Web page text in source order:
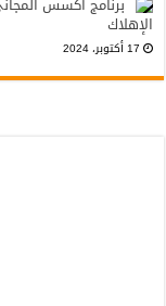
الإهلاك
17 أكتوبر، 2024